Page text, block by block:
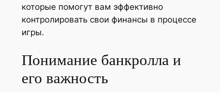
которые помогут вам эффективно
контролировать свои финансы в процессе
игры.
Понимание банкролла и
его важность